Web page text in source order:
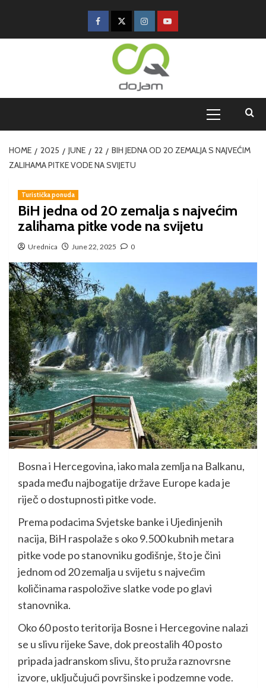
HOME 2025 JUNE 22
BIH JEDNA OD 20 ZEMALJA S NAJVEĆIM
ZALIHAMA PITKE VODE NA SVIJETU
Turistička ponuda
BiH jedna od 20 zemalja s najvećim
zalihama pitke vode na svijetu
Urednica June 22, 2025 0
Bosna i Hercegovina, iako mala zemlja na Balkanu,
spada među najbogatije države Europe kada je
riječ o dostupnosti pitke vode.
Prema podacima Svjetske banke i Ujedinjenih
nacija, BiH raspolaže s oko 9.500 kubnih metara
pitke vode po stanovniku godišnje, što je čini
jednom od 20 zemalja u svijetu s najvećim
količinama raspoložive slatke vode po glavi
stanovnika.
Oko 60 posto teritorija Bosne i Hercegovine nalazi
se u slivu rijeke Save, dok preostalih 40 posto
pripada jadranskom slivu, što pruža raznovrsne
izvore, uključujući površinske i podzemne vode.